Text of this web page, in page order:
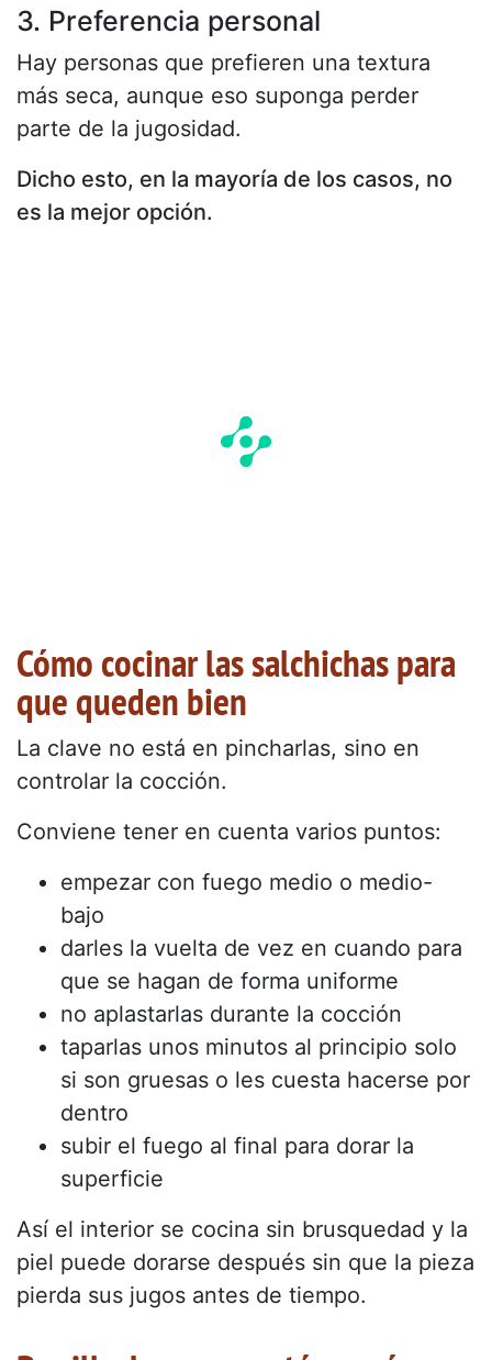
3. Preferencia personal
Hay personas que prefieren una textura
más seca, aunque eso suponga perder
parte de la jugosidad.
Dicho esto, en la mayoría de los casos, no
es la mejor opción.
Cómo cocinar las salchichas para
que queden bien
La clave no está en pincharlas, sino en
controlar la cocción.
Conviene tener en cuenta varios puntos:
empezar con fuego medio o medio-
bajo
darles la vuelta de vez en cuando para
que se hagan de forma uniforme
no aplastarlas durante la cocción
taparlas unos minutos al principio solo
si son gruesas o les cuesta hacerse por
dentro
subir el fuego al final para dorar la
superficie
Así el interior se cocina sin brusquedad y la
piel puede dorarse después sin que la pieza
pierda sus jugos antes de tiempo.